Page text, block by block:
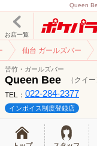
Queen
お店一覧
仙台 ガールズバー
苦竹・ガールズバー
Queen Bee
（クイ
TEL： 022-284-2377
インボイス制度登録店